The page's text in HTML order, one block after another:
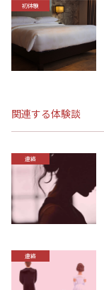
初体験
関連する体験談
連絡
連絡